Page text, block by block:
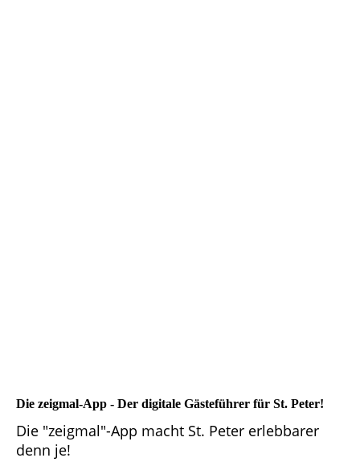
Die zeigmal-App - Der digitale Gästeführer für St. Peter!
Die "zeigmal"-App macht St. Peter erlebbarer
denn je!